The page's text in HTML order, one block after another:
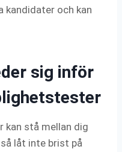
kandidater och kan
sig inför
kan stå mellan dig
låt inte brist på